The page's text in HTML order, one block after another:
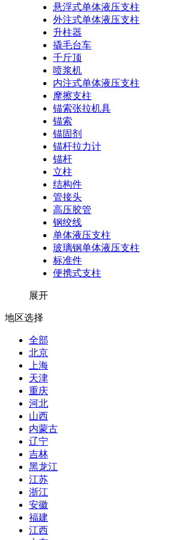
悬浮式单体液压支柱
外注式单体液压支柱
升柱器
撬毛台车
千斤顶
喷浆机
内注式单体液压支柱
摩擦支柱
锚索张拉机具
锚索
锚固剂
锚杆拉力计
锚杆
立柱
结构件
管接头
高压胶管
钢绞线
单体液压支柱
玻璃钢单体液压支柱
标准件
便携式支柱
展开
地区选择
全部
北京
上海
天津
重庆
河北
山西
内蒙古
辽宁
吉林
黑龙江
江苏
浙江
安徽
福建
江西